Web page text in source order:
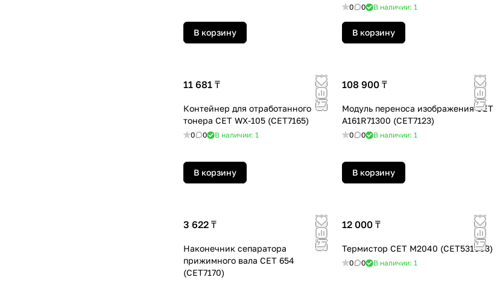
В корзину
0 0 В наличии: 1
В корзину
11 681 ₸
Контейнер для отработанного
тонера CET WX-105 (CET7165)
0 0 В наличии: 1
В корзину
108 900 ₸
Модуль переноса изображения CET
A161R71300 (CET7123)
0 0 В наличии: 1
В корзину
3 622 ₸
Наконечник сепаратора
прижимного вала СЕТ 654
(CET7170)
12 000 ₸
Термистор СЕТ M2040 (CET531003)
0 0 В наличии: 1